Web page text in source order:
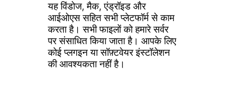
यह विंडोज, मैक, एंड्रॉइड और
आईओएस सहित सभी प्लेटफॉर्म से काम
करता है। सभी फाइलों को हमारे सर्वर
पर संसाधित किया जाता है। आपके लिए
कोई प्लगइन या सॉफ़्टवेयर इंस्टॉलेशन
की आवश्यकता नहीं है।